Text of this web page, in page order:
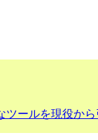
ツールを現役から